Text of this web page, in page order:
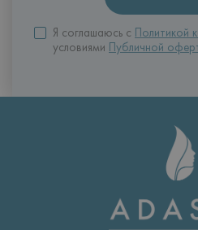
Я соглашаюсь с Политикой
условиями
Публичной